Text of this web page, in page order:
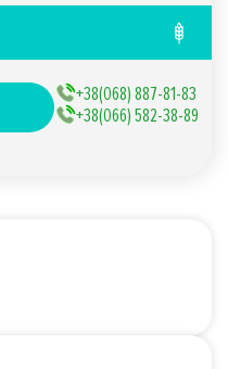
+38(068) 887-81-83
+38(066) 582-38-89